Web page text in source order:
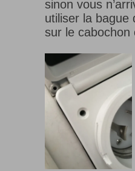
sinon vous
utiliser la bague
sur le cabochon